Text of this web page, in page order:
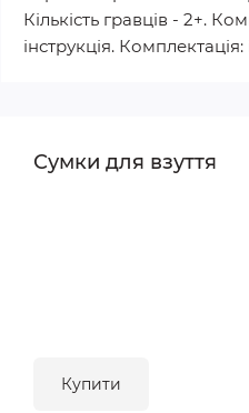
Кількість гравців - 2+.
інструкція. Комплектація:
Сумки для взуття
Купити